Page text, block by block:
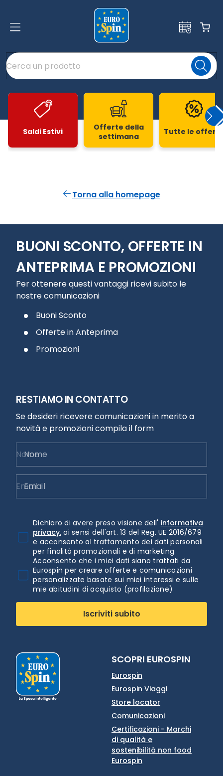
Saldi Estivi
Offerte della
settimana
Tutte le
Torna alla homepage
BUONI SCONTO, OFFERTE IN
ANTEPRIMA E PROMOZIONI
Per ottenere questi vantaggi ricevi subito le
nostre comunicazioni
Buoni Sconto
Offerte in Anteprima
Promozioni
RESTIAMO IN CONTATTO
Se desideri ricevere comunicazioni in merito a
novità e promozioni compila il form
Nome
Email
Dichiaro di avere preso visione dell' informativa
privacy. ai sensi dell'art. 13 del Reg. UE 2016/679
e acconsento al trattamento dei dati personali
per finalità promozionali e di marketing
Acconsento che i miei dati siano trattati da
Eurospin per creare offerte e comunicazioni
personalizzate basate sui miei interessi e sulle
mie abitudini di acquisto (profilazione)
Iscriviti subito
SCOPRI EUROSPIN
Eurospin
Eurospin Viaggi
Store locator
Comunicazioni
Certificazioni - Marchi
di qualità e
sostenibilità non food
Eurospin